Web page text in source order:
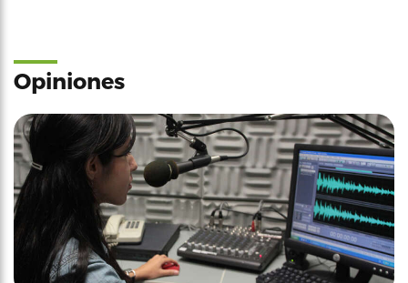
Opiniones